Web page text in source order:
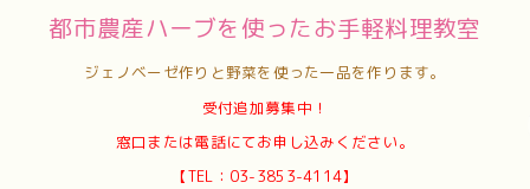
都市農産ハーブを使ったお手軽料理教室
ジェノベーゼ作りと野菜を使った一品を作ります。
受付追加募集中！
窓口または電話にてお申し込みください。
【TEL：03-3853-4114】